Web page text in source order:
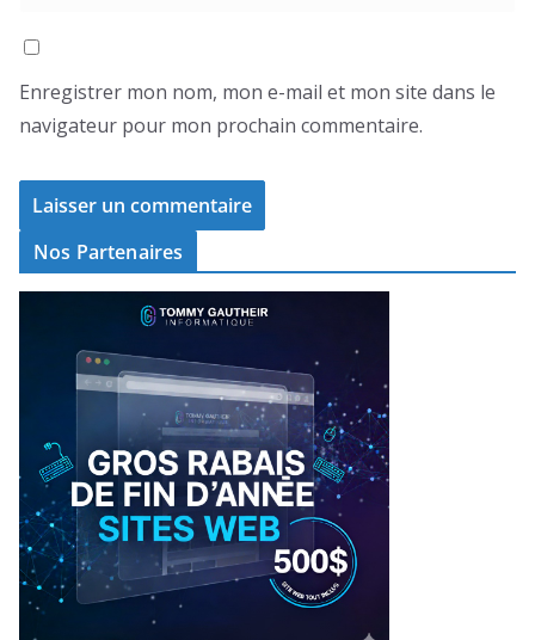
Enregistrer mon nom, mon e-mail et mon site dans le
navigateur pour mon prochain commentaire.
Nos Partenaires